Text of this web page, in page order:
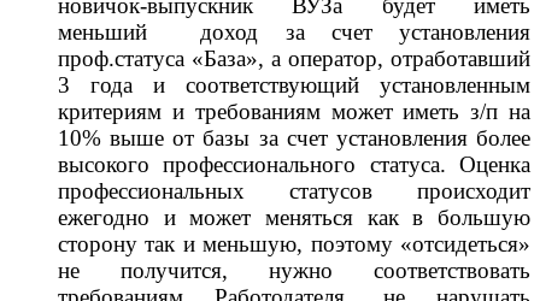
новичок-выпускник ВУЗа будет иметь
меньший доход за счет установления
проф.статуса «База», а оператор, отработавший
3 года и соответствующий установленным
критериям и требованиям может иметь з/п на
10% выше от базы за счет установления более
высокого профессионального статуса. Оценка
профессиональных статусов происходит
ежегодно и может меняться как в большую
сторону так и меньшую, поэтому «отсидеться»
не получится, нужно соответствовать